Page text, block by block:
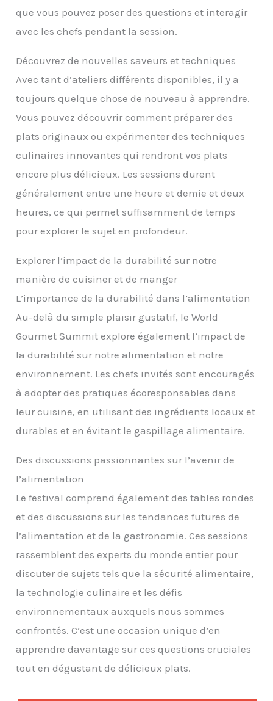
que vous pouvez poser des questions et interagir
avec les chefs pendant la session.
Découvrez de nouvelles saveurs et techniques
Avec tant d’ateliers différents disponibles, il y a
toujours quelque chose de nouveau à apprendre.
Vous pouvez découvrir comment préparer des
plats originaux ou expérimenter des techniques
culinaires innovantes qui rendront vos plats
encore plus délicieux. Les sessions durent
généralement entre une heure et demie et deux
heures, ce qui permet suffisamment de temps
pour explorer le sujet en profondeur.
Explorer l’impact de la durabilité sur notre
manière de cuisiner et de manger
L’importance de la durabilité dans l’alimentation
Au-delà du simple plaisir gustatif, le World
Gourmet Summit explore également l’impact de
la durabilité sur notre alimentation et notre
environnement. Les chefs invités sont encouragés
à adopter des pratiques écoresponsables dans
leur cuisine, en utilisant des ingrédients locaux et
durables et en évitant le gaspillage alimentaire.
Des discussions passionnantes sur l’avenir de
l’alimentation
Le festival comprend également des tables rondes
et des discussions sur les tendances futures de
l’alimentation et de la gastronomie. Ces sessions
rassemblent des experts du monde entier pour
discuter de sujets tels que la sécurité alimentaire,
la technologie culinaire et les défis
environnementaux auxquels nous sommes
confrontés. C’est une occasion unique d’en
apprendre davantage sur ces questions cruciales
tout en dégustant de délicieux plats.